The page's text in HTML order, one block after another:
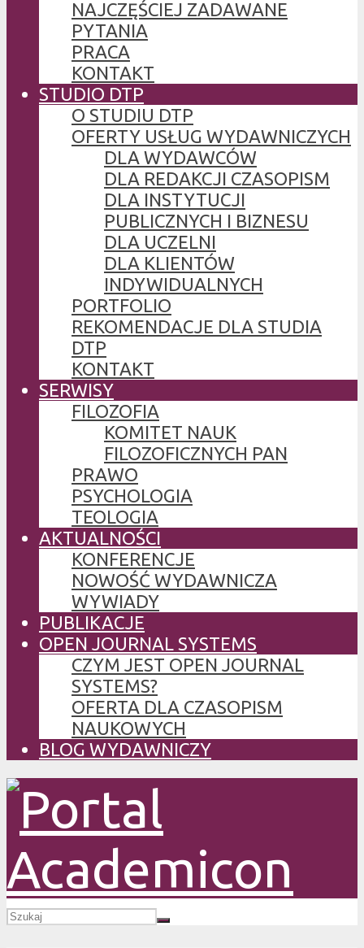
NAJCZĘŚCIEJ ZADAWANE
PYTANIA
PRACA
KONTAKT
STUDIO DTP
O STUDIU DTP
OFERTY USŁUG WYDAWNICZYCH
DLA WYDAWCÓW
DLA REDAKCJI CZASOPISM
DLA INSTYTUCJI
PUBLICZNYCH I BIZNESU
DLA UCZELNI
DLA KLIENTÓW
INDYWIDUALNYCH
PORTFOLIO
REKOMENDACJE DLA STUDIA
DTP
KONTAKT
SERWISY
FILOZOFIA
KOMITET NAUK
FILOZOFICZNYCH PAN
PRAWO
PSYCHOLOGIA
TEOLOGIA
AKTUALNOŚCI
KONFERENCJE
NOWOŚĆ WYDAWNICZA
WYWIADY
PUBLIKACJE
OPEN JOURNAL SYSTEMS
CZYM JEST OPEN JOURNAL
SYSTEMS?
OFERTA DLA CZASOPISM
NAUKOWYCH
BLOG WYDAWNICZY